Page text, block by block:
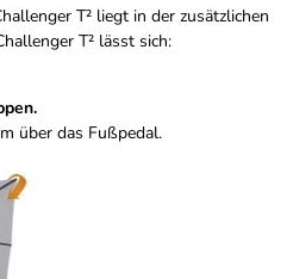
T² liegt in der zusätzlichen
T² lässt sich:
über das Fußpedal.